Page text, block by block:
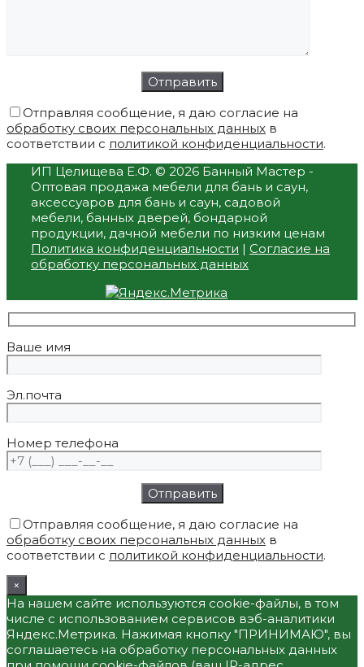
Отправляя сообщение, я даю согласие на
обработку своих персональных данных в
соответствии с политикой конфиденциальности.
ИП Целищева Е.Ф. © 2026 Банный Мастер -
Оптовая продажа мебели для бань и саун,
аксессуаров для бань и саун, садовой
мебели, банных дверей, бондарной
продукции, дачной мебели по низким ценам
Политика конфиденциальности | Согласие на
обработку персональных данных
Ваше имя
Эл.почта
Номер телефона
Отправляя сообщение, я даю согласие на
обработку своих персональных данных в
соответствии с политикой конфиденциальности.
×
На нашем сайте используются cookie-файлы, в том
числе с использованием сервисов вэб-аналитики
Яндекс.Метрика. Нажимая кнопку "ПРИНИМАЮ", вы
соглашаетесь на обработку персональных данных